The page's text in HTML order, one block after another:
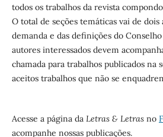
todos os trabalhos da revista
O total de seções temáticas vai de
demanda e das definições do
autores interessados devem
chamada para trabalhos publicados na
aceitos trabalhos que não se
Acesse a página da Letras & Letrasno
acompanhe nossas publicações.